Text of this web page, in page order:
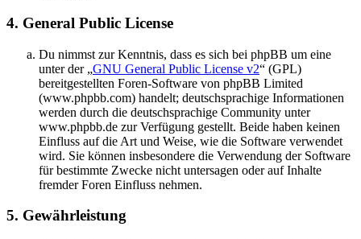
4. General Public License
Du nimmst zur Kenntnis, dass es sich bei phpBB um eine
unter der „GNU General Public License v2“ (GPL)
bereitgestellten Foren-Software von phpBB Limited
(www.phpbb.com) handelt; deutschsprachige Informationen
werden durch die deutschsprachige Community unter
www.phpbb.de zur Verfügung gestellt. Beide haben keinen
Einfluss auf die Art und Weise, wie die Software verwendet
wird. Sie können insbesondere die Verwendung der Software
für bestimmte Zwecke nicht untersagen oder auf Inhalte
fremder Foren Einfluss nehmen.
5. Gewährleistung